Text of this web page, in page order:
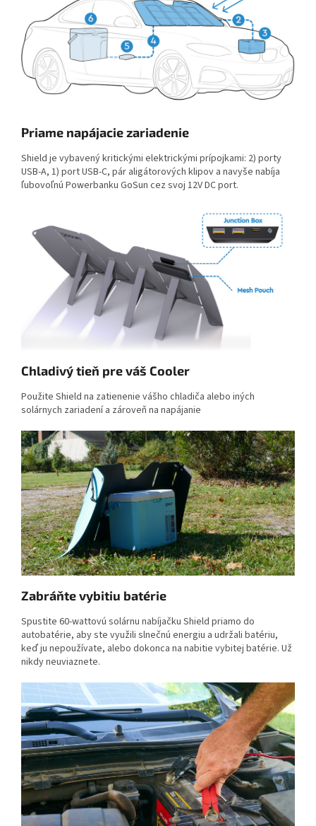
Priame napájacie zariadenie
Shield je vybavený kritickými elektrickými prípojkami: 2) porty
USB-A, 1) port USB-C, pár aligátorových klipov a navyše nabíja
ľubovoľnú Powerbanku GoSun cez svoj 12V DC port.
Chladivý tieň pre váš Cooler
Použite Shield na zatienenie vášho chladiča alebo iných
solárnych zariadení a zároveň na napájanie
Zabráňte vybitiu batérie
Spustite 60-wattovú solárnu nabíjačku Shield priamo do
autobatérie, aby ste využili slnečnú energiu a udržali batériu,
keď ju nepoužívate, alebo dokonca na nabitie vybitej batérie. Už
nikdy neuviaznete.